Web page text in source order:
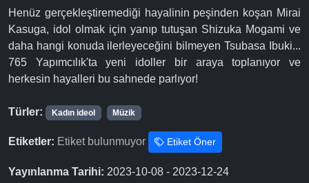
Henüz gerçekleştiremediği hayalinin peşinden koşan Mirai
Kasuga, idol olmak için yanıp tutuşan Shizuka Mogami ve
daha hangi konuda ilerleyeceğini bilmeyen Tsubasa Ibuki...
765 Yapımcılık'ta yeni idoller bir araya toplanıyor ve
herkesin hayalleri bu sahnede parlıyor!
Türler: Kadın ideol Müzik
Etiketler: Etiket bulunmuyor Etiket Öner
Yayınlanma Tarihi: 2023-10-08 - 2023-12-24